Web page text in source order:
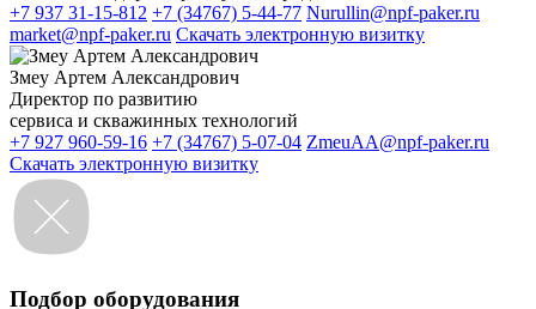
+7 937 31-15-812 +7 (34767) 5-44-77 Nurullin@npf-paker.ru
market@npf-paker.ru Скачать электронную визитку
Змеу Артем Александрович
Директор по развитию
сервиса и скважинных технологий
+7 927 960-59-16 +7 (34767) 5-07-04 ZmeuAA@npf-paker.ru
Скачать электронную визитку
Подбор оборудования